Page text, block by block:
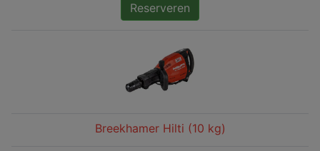
Reserveren
Breekhamer Hilti (10 kg)